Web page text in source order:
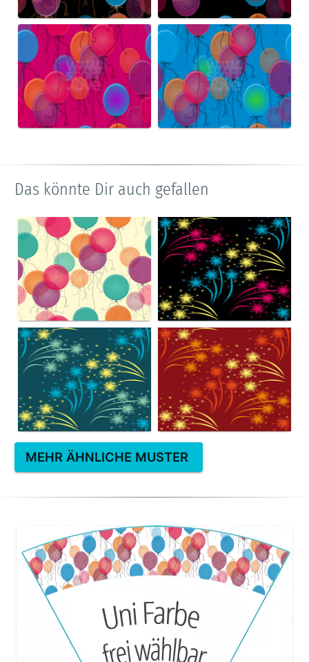
Das könnte Dir auch gefallen
MEHR ÄHNLICHE MUSTER